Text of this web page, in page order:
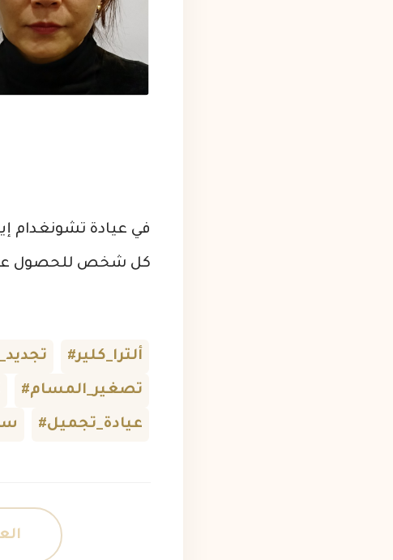
في عيادة تشونغدام
كل شخص للحصول على
#ألترا_كلير
#تصغير_المسام
#عيادة_تجميل